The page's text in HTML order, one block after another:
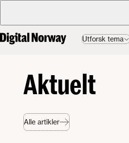
Utforsk tema
Aktuelt
Alle artikler